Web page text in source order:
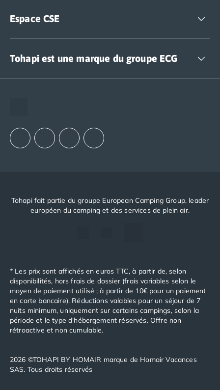
Espace CSE
Tohapi est une marque du groupe ECG
Tohapi fait partie du groupe European Camping Group, leader
européen du camping et des services de plein air.
* Les prix sont affichés en euros TTC, à partir de, selon
disponibilités, hors frais de dossier (frais variables selon le
moyen de paiement utilisé ; à partir de 10€ pour un paiement
en carte bancaire). Réductions valables pour un séjour de 7
nuits minimum, uniquement sur certains campings, selon la
période et le type d'hébergement réservés. Offre non
rétroactive et non cumulable.
2026 ©TOHAPI BY HOMAIR marque de Homair Vacances
SAS. Tous droits réservés